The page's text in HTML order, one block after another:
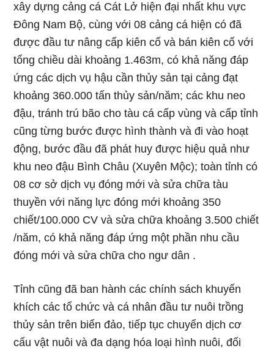
xây dựng cảng cá Cát Lở hiện đại nhất khu vực
Đông Nam Bộ, cùng với 08 cảng cá hiện có đã
được đầu tư nâng cấp kiên cố và bán kiên cố với
tổng chiều dài khoảng 1.463m, có khả năng đáp
ứng các dịch vụ hậu cần thủy sản tại cảng đạt
khoảng 360.000 tấn thủy sản/năm; các khu neo
đậu, tránh trú bão cho tàu cá cấp vùng và cấp tỉnh
cũng từng bước được hình thành và đi vào hoạt
động, bước đầu đã phát huy được hiệu quả như
khu neo đậu Bình Châu (Xuyên Mộc); toàn tỉnh có
08 cơ sở dịch vụ đóng mới và sửa chữa tàu
thuyền với năng lực đóng mới khoảng 350
chiết/100.000 CV và sửa chữa khoảng 3.500 chiết
/năm, có khả năng đáp ứng một phần nhu cầu
đóng mới và sửa chữa cho ngư dân .
Tỉnh cũng đã ban hành các chính sách khuyến
khích các tổ chức và cá nhân đầu tư nuôi trồng
thủy sản trên biển đảo, tiếp tục chuyển dịch cơ
cấu vật nuôi và đa dạng hóa loại hình nuôi, đối